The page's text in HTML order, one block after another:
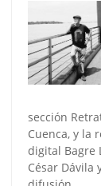
sección
Cuenca, y la
digital Bagre
César Dávila